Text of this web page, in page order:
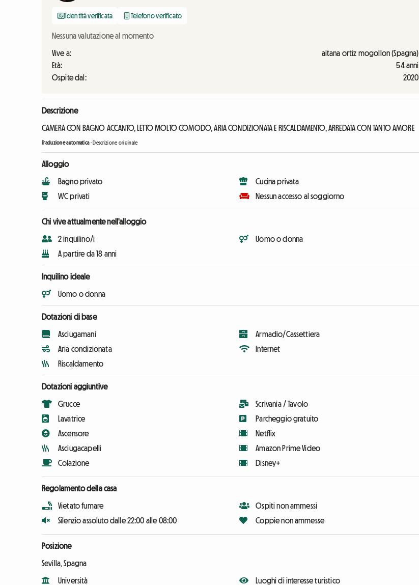
Identità verificata Telefono verificato
Nessuna valutazione al momento
Vive a:
aitana ortiz mogollon (Spagna)
Età:
54 anni
Ospite dal:
2020
Descrizione
CAMERA CON BAGNO ACCANTO, LETTO MOLTO COMODO, ARIA CONDIZIONATA E RISCALDAMENTO, ARREDATA CON TANTO AMORE
Traduzione automatica-Descrizione originale
Alloggio
Bagno privato
WC privati
Cucina privata
Nessun accesso al soggiorno
Chi vive attualmente nell'alloggio
2 inquilino/i
A partire da 18 anni
Uomo o donna
Inquilino ideale
Uomo o donna
Dotazioni di base
Asciugamani
Aria condizionata
Riscaldamento
Armadio/Cassettiera
Internet
Dotazioni aggiuntive
Grucce
Lavatrice
Ascensore
Asciugacapelli
Colazione
Scrivania / Tavolo
Parcheggio gratuito
Netflix
Amazon Prime Video
Disney+
Regolamento della casa
Vietato fumare
Silenzio assoluto dalle 22:00 alle 08:00
Ospiti non ammessi
Coppie non ammesse
Posizione
Sevilla, Spagna
Università
Luoghi di interesse turistico